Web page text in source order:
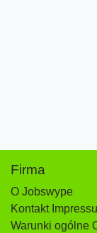
Firma
O Jobswype
Kontakt
Warunki ogólne